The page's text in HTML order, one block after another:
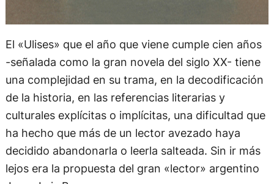
El «Ulises» que el año que viene cumple cien años
-señalada como la gran novela del siglo XX- tiene
una complejidad en su trama, en la decodificación
de la historia, en las referencias literarias y
culturales explícitas o implícitas, una dificultad que
ha hecho que más de un lector avezado haya
decidido abandonarla o leerla salteada. Sin ir más
lejos era la propuesta del gran «lector» argentino